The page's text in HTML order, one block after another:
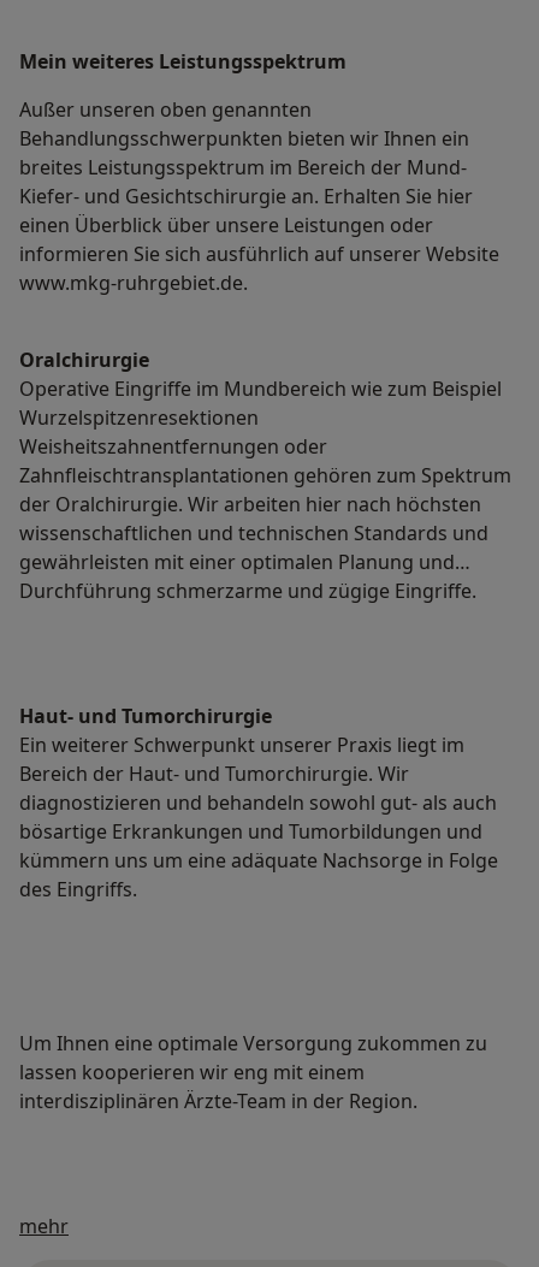
Mein weiteres Leistungs­spektrum
Außer unseren oben genannten
Behandlungsschwerpunkten bieten wir Ihnen ein
breites Leistungsspektrum im Bereich der Mund-
Kiefer- und Gesichtschirurgie an. Erhalten Sie hier
einen Überblick über unsere Leistungen oder
informieren Sie sich ausführlich auf unserer Website
www.mkg-ruhrgebiet.de.
Oralchirurgie
Operative Eingriffe im Mundbereich wie zum Beispiel
Wurzelspitzenresektionen
Weisheitszahnentfernungen oder
Zahnfleischtransplantationen gehören zum Spektrum
der Oralchirurgie. Wir arbeiten hier nach höchsten
wissenschaftlichen und technischen Standards und
gewährleisten mit einer optimalen Planung und
Durchführung schmerzarme und zügige Eingriffe.
Haut- und Tumorchirurgie
Ein weiterer Schwerpunkt unserer Praxis liegt im
Bereich der Haut- und Tumorchirurgie. Wir
diagnostizieren und behandeln sowohl gut- als auch
bösartige Erkrankungen und Tumorbildungen und
kümmern uns um eine adäquate Nachsorge in Folge
des Eingriffs.
Um Ihnen eine optimale Versorgung zukommen zu
lassen kooperieren wir eng mit einem
interdisziplinären Ärzte-Team in der Region.
mehrÜber mich